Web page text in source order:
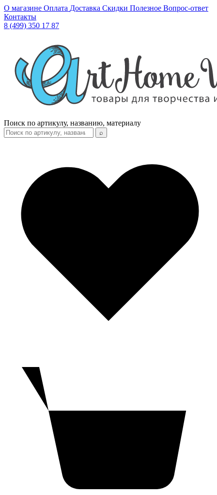
О магазине Оплата Доставка Скидки Полезное Вопрос-ответ
Контакты
8 (499) 350 17 87
Поиск по артикулу, названию, материалу
⌕